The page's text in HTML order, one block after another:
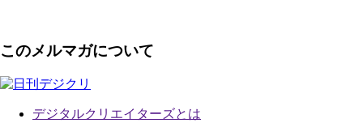
このメルマガについて
デジタルクリエイターズとは